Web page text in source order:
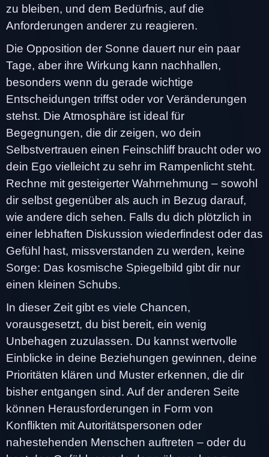
zu bleiben, und dem Bedürfnis, auf die
Anforderungen anderer zu reagieren.
Die Opposition der Sonne dauert nur ein paar
Tage, aber ihre Wirkung kann nachhallen,
besonders wenn du gerade wichtige
Entscheidungen triffst oder vor Veränderungen
stehst. Die Atmosphäre ist ideal für
Begegnungen, die dir zeigen, wo dein
Selbstvertrauen einen Feinschliff braucht oder wo
dein Ego vielleicht zu sehr im Rampenlicht steht.
Rechne mit gesteigerter Wahrnehmung – sowohl
dir selbst gegenüber als auch in Bezug darauf,
wie andere dich sehen. Falls du dich plötzlich in
einer lebhaften Diskussion wiederfindest oder das
Gefühl hast, missverstanden zu werden, keine
Sorge: Das kosmische Spiegelbild gibt dir nur
einen kleinen Schubs.
In dieser Zeit gibt es viele Chancen,
vorausgesetzt, du bist bereit, ein wenig
Unbehagen zuzulassen. Du kannst wertvolle
Einblicke in deine Beziehungen gewinnen, deine
Prioritäten klären und Muster erkennen, die dir
bisher entgangen sind. Auf der anderen Seite
können Herausforderungen in Form von
Konflikten mit Autoritätspersonen oder
nahestehenden Menschen auftreten – oder du